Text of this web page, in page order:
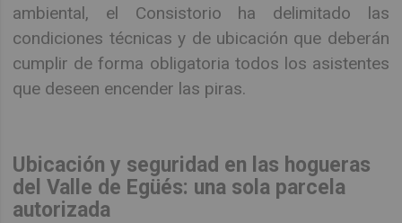
ambiental, el Consistorio ha delimitado las
condiciones técnicas y de ubicación que deberán
cumplir de forma obligatoria todos los asistentes
que deseen encender las piras.
Ubicación y seguridad en las hogueras
del Valle de Egüés: una sola parcela
autorizada